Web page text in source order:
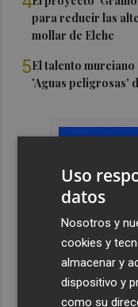
para reducir las
mollar de Elche
5El talento
'Aguas peligrosas'
Uso
datos
Nosotros y
cookies y
almacenar y
dispositivo y
como su